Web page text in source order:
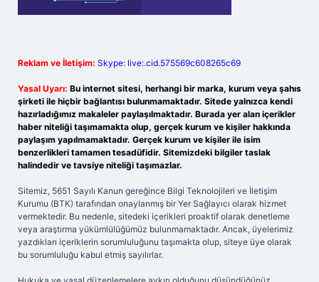
Reklam ve İletişim: Skype: live:.cid.575569c608265c69
Yasal Uyarı: Bu internet sitesi, herhangi bir marka, kurum veya şahıs
şirketi ile hiçbir bağlantısı bulunmamaktadır. Sitede yalnızca kendi
hazırladığımız makaleler paylaşılmaktadır. Burada yer alan içerikler
haber niteliği taşımamakta olup, gerçek kurum ve kişiler hakkında
paylaşım yapılmamaktadır. Gerçek kurum ve kişiler ile isim
benzerlikleri tamamen tesadüfidir. Sitemizdeki bilgiler taslak
halindedir ve tavsiye niteliği taşımazlar.
Sitemiz, 5651 Sayılı Kanun gereğince Bilgi Teknolojileri ve İletişim
Kurumu (BTK) tarafından onaylanmış bir Yer Sağlayıcı olarak hizmet
vermektedir. Bu nedenle, sitedeki içerikleri proaktif olarak denetleme
veya araştırma yükümlülüğümüz bulunmamaktadır. Ancak, üyelerimiz
yazdıkları içeriklerin sorumluluğunu taşımakta olup, siteye üye olarak
bu sorumluluğu kabul etmiş sayılırlar.